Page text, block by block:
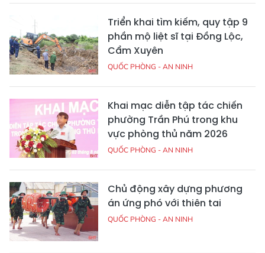
Triển khai tìm kiếm, quy tập 9
phần mộ liệt sĩ tại Đồng Lộc,
Cẩm Xuyên
QUỐC PHÒNG - AN NINH
Khai mạc diễn tập tác chiến
phường Trần Phú trong khu
vực phòng thủ năm 2026
QUỐC PHÒNG - AN NINH
Chủ động xây dựng phương
án ứng phó với thiên tai
QUỐC PHÒNG - AN NINH